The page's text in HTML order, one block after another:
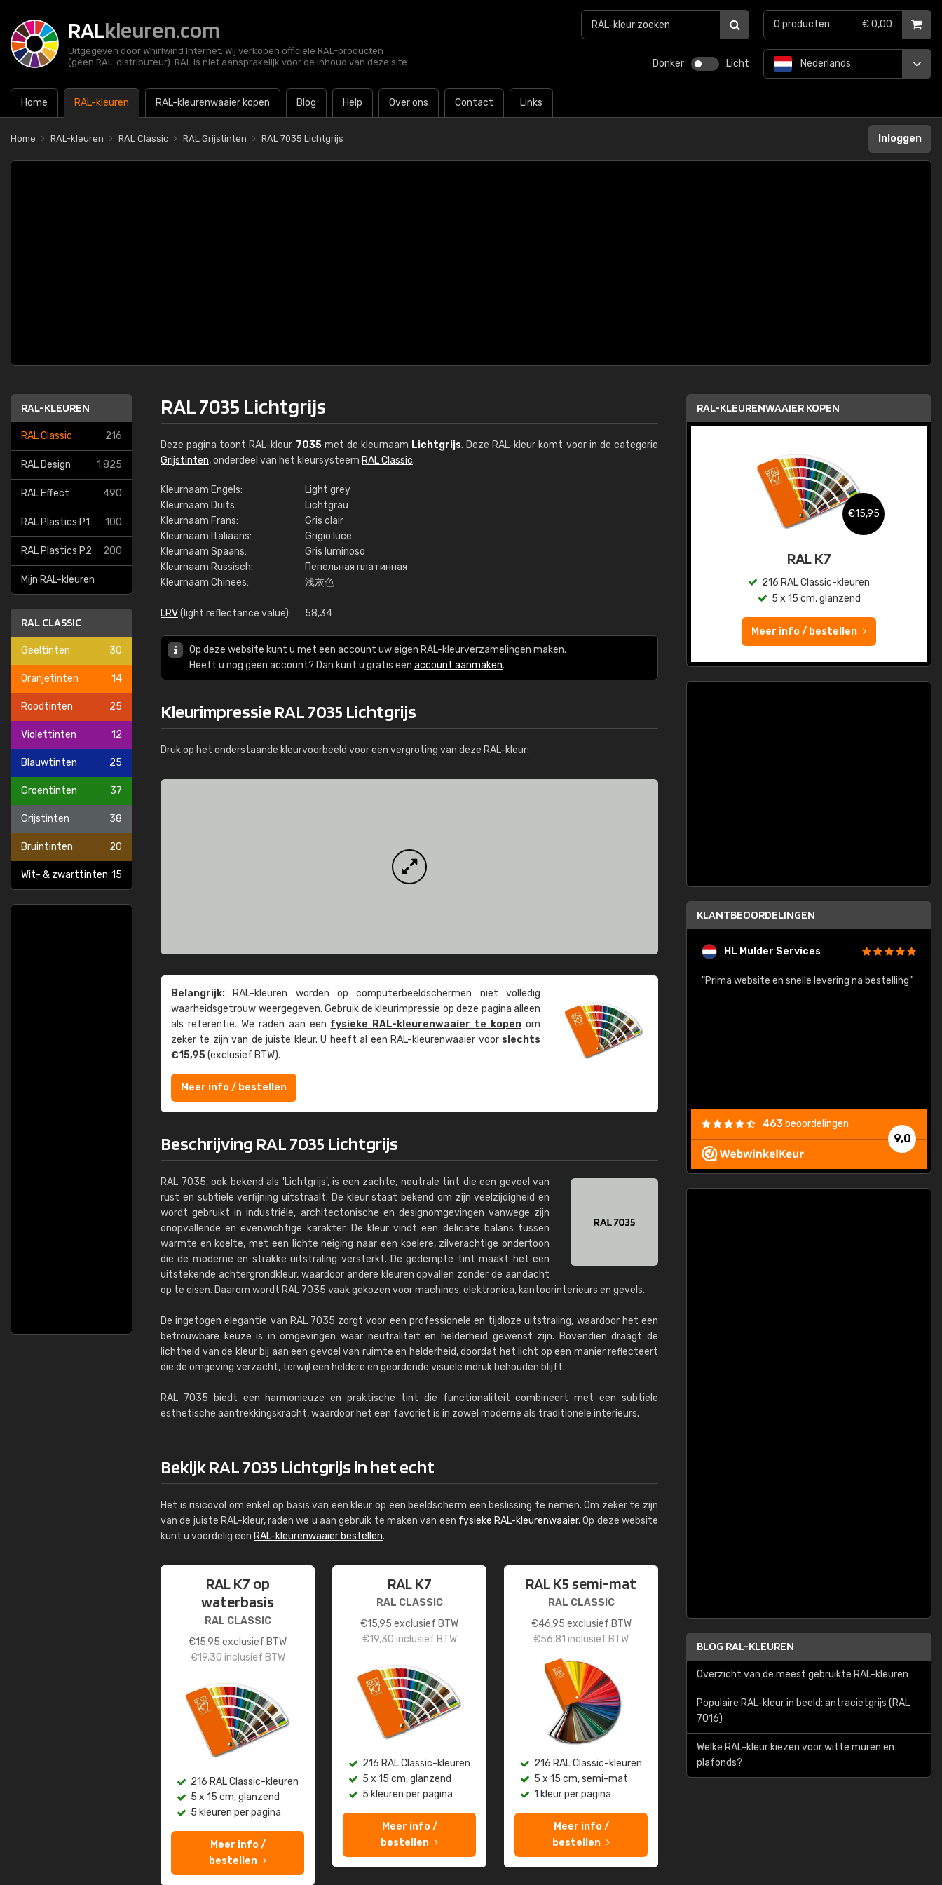
RALkleuren.com
Uitgegeven door Whirlwind Internet. Wij verkopen officiële RAL-producten
(geen RAL-distributeur). RAL is niet aansprakelijk voor de inhoud van deze site.
Donker Licht
Home RAL-kleuren RAL-kleurenwaaier kopen Blog Help Over ons Contact Links
Nederlands
0 producten € 0,00
Home RAL-kleuren RAL Classic RAL Grijstinten RAL 7035 Lichtgrijs Inloggen
RAL-KLEUREN
RAL Classic 216
RAL Design 1.825
RAL Effect 490
RAL Plastics P1 100
RAL Plastics P2 200
Mijn RAL-kleuren
RAL CLASSIC
Geeltinten 30
Oranjetinten 14
Roodtinten 25
Violettinten 12
Blauwtinten 25
Groentinten 37
Grijstinten 38
Bruintinten 20
Wit- & zwarttinten 15
RAL 7035 Lichtgrijs
Deze pagina toont RAL-kleur 7035met de kleurnaam Lichtgrijs. Deze RAL-kleur komt voor in de categorie
Grijstinten, onderdeel van het kleursysteem RAL Classic.
Kleurnaam Engels:
Light grey
Kleurnaam Duits:
Lichtgrau
Kleurnaam Frans:
Gris clair
Kleurnaam Italiaans:
Grigio luce
Kleurnaam Spaans:
Gris luminoso
Kleurnaam Russisch:
Пепельная платинная
Kleurnaam Chinees:
浅灰色
LRV(light reflectance value): 58,34
Op deze website kunt u met een account uw eigen RAL-kleurverzamelingen maken.
Heeft u nog geen account? Dan kunt u gratis een account aanmaken.
Kleurimpressie RAL 7035 Lichtgrijs
Druk op het onderstaande kleurvoorbeeld voor een vergroting van deze RAL-kleur:
Belangrijk: RAL-kleuren worden op computer­beeld­schermen niet volledig
waarheids­­getrouw weer­gegeven. Gebruik de kleur­impressie op deze pagina alleen
als referentie. We raden aan een fysieke RAL-kleuren­waaier te kopen om
zeker te zijn van de juiste kleur. U heeft al een RAL-kleuren­waaier voor slechts
€15,95(exclusief BTW).
Meer info / bestellen
Beschrijving RAL 7035 Lichtgrijs
RAL 7035, ook bekend als 'Lichtgrijs', is een zachte, neutrale tint die een gevoel van
rust en subtiele verfijning uitstraalt. De kleur staat bekend om zijn veelzijdigheid en
wordt gebruikt in industriële, architectonische en designomgevingen vanwege zijn
onopvallende en evenwichtige karakter. De kleur vindt een delicate balans tussen
warmte en koelte, met een lichte neiging naar een koelere, zilverachtige ondertoon
die de moderne en strakke uitstraling versterkt. De gedempte tint maakt het een
uitstekende achtergrondkleur, waardoor andere kleuren opvallen zonder de aandacht
op te eisen. Daarom wordt RAL 7035 vaak gekozen voor machines, elektronica, kantoorinterieurs en gevels.
De ingetogen elegantie van RAL 7035 zorgt voor een professionele en tijdloze uitstraling, waardoor het een
betrouwbare keuze is in omgevingen waar neutraliteit en helderheid gewenst zijn. Bovendien draagt ​​de
lichtheid van de kleur bij aan een gevoel van ruimte en helderheid, doordat het licht op een manier reflecteert
die de omgeving verzacht, terwijl een heldere en geordende visuele indruk behouden blijft.
RAL 7035 biedt een harmonieuze en praktische tint die functionaliteit combineert met een subtiele
esthetische aantrekkingskracht, waardoor het een favoriet is in zowel moderne als traditionele interieurs.
Bekijk RAL 7035 Lichtgrijs in het echt
Het is risicovol om enkel op basis van een kleur op een beeldscherm een beslissing te nemen. Om zeker te zijn
van de juiste RAL-kleur, raden we u aan gebruik te maken van een fysieke RAL-kleurenwaaier. Op deze website
kunt u voordelig een RAL-kleurenwaaier bestellen.
RAL K7 op
waterbasis
RAL CLASSIC
€15,95 exclusief BTW
€19,30 inclusief BTW
216 RAL Classic-kleuren
5 x 15 cm, glanzend
5 kleuren per pagina
Meer info /
bestellen
RAL K7
RAL CLASSIC
€15,95 exclusief BTW
€19,30 inclusief BTW
216 RAL Classic-kleuren
5 x 15 cm, glanzend
5 kleuren per pagina
Meer info /
bestellen
RAL K5 semi-mat
RAL CLASSIC
€46,95 exclusief BTW
€56,81 inclusief BTW
216 RAL Classic-kleuren
5 x 15 cm, semi-mat
1 kleur per pagina
Meer info /
bestellen
RAL-KLEURENWAAIER KOPEN
€15,95
RAL K7
216 RAL Classic-kleuren
5 x 15 cm, glanzend
Meer info / bestellen
KLANTBEOORDELINGEN
HL Mulder Services
"Prima website en snelle levering na bestelling"
9,0
463 beoordelingen
BLOG RAL-KLEUREN
Overzicht van de meest gebruikte RAL-kleuren
Populaire RAL-kleur in beeld: antracietgrijs (RAL
7016)
Welke RAL-kleur kiezen voor witte muren en
plafonds?